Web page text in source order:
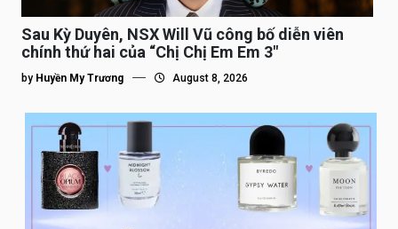
Sau Kỳ Duyên, NSX Will Vũ công bố diễn viên
chính thứ hai của “Chị Chị Em Em 3″
by Huyền My Trương August 8, 2026